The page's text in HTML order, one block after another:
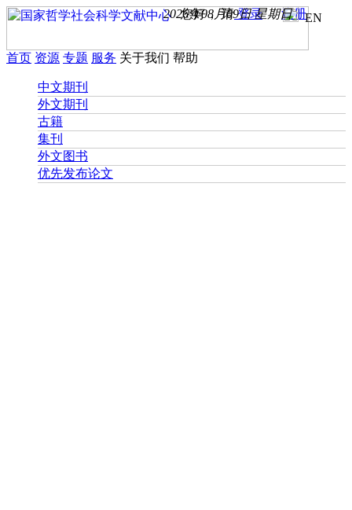
您好， 请登录 注册EN
2026年08月09日 星期日
首页 资源 专题 服务 关于我们 帮助
中文期刊
外文期刊
古籍
集刊
外文图书
优先发布论文